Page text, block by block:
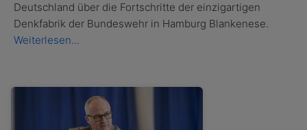
Deutschland über die Fortschritte der einzigartigen
Denkfabrik der Bundeswehr in Hamburg Blankenese.
Weiterlesen...